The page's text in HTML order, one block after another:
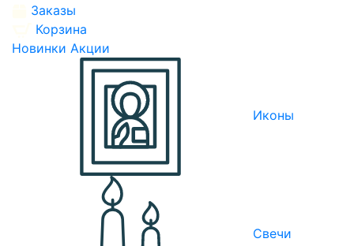
Заказы
Корзина
Новинки Акции
Иконы
Свечи